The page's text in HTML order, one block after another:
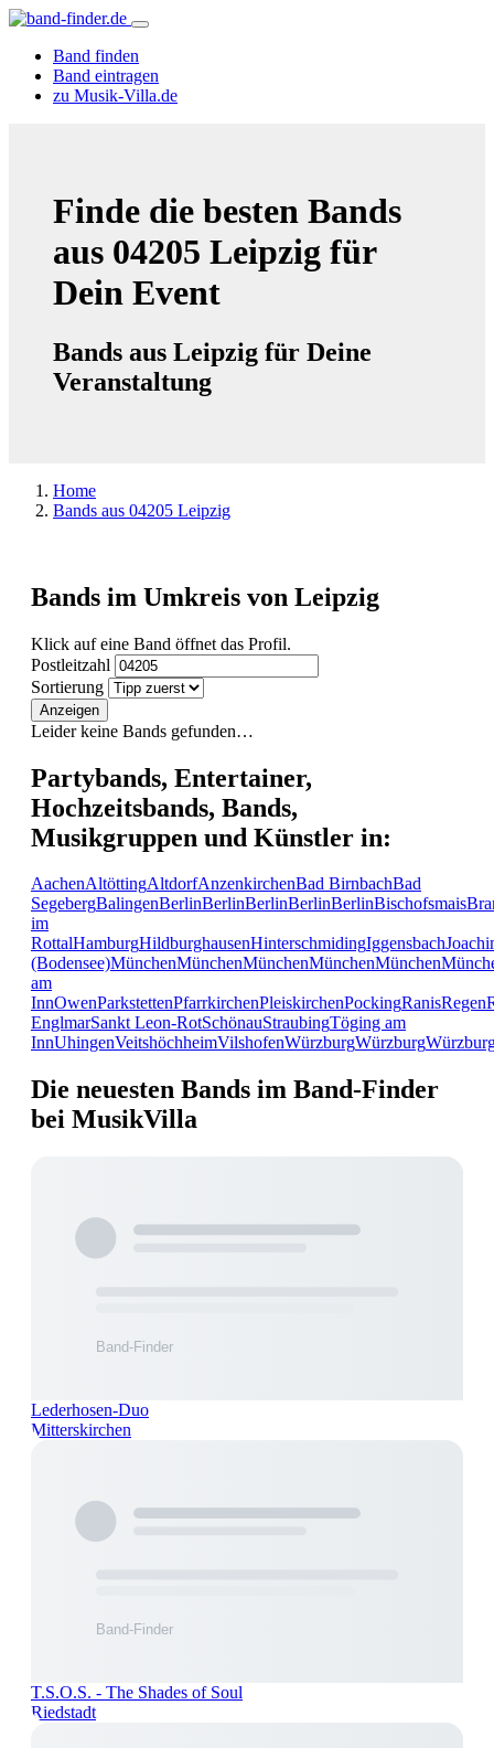
Band finden
Band eintragen
zu Musik-Villa.de
Finde die besten Bands
aus 04205 Leipzig für
Dein Event
Bands aus Leipzig für Deine
Veranstaltung
Home
Bands aus 04205 Leipzig
Bands im Umkreis von Leipzig
Klick auf eine Band öffnet das Profil.
Postleitzahl
Sortierung
Anzeigen
Leider keine Bands gefunden…
Partybands, Entertainer,
Hochzeitsbands, Bands,
Musikgruppen und Künstler in:
AachenAltöttingAltdorfAnzenkirchenBad BirnbachBad
SegebergBalingenBerlinBerlinBerlinBerlinBerlinBischofsmais
im
RottalHamburgHildburghausenHinterschmidingIggensbach
(Bodensee)MünchenMünchenMünchenMünchenMünchen
am
InnOwenParkstettenPfarrkirchenPleiskirchenPockingRanisRegen
EnglmarSankt Leon-RotSchönauStraubingTöging am
InnUhingenVeitshöchheimVilshofenWürzburgWürzburg
Die neuesten Bands im Band-Finder
bei MusikVilla
Lederhosen-Duo
Mitterskirchen
T.S.O.S. - The Shades of Soul
Riedstadt